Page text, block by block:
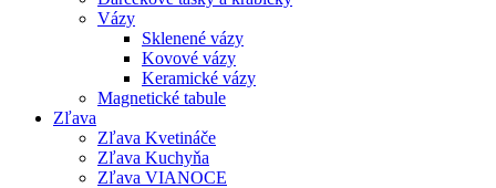
Vázy
Sklenené vázy
Kovové vázy
Keramické vázy
Magnetické tabule
Zľava
Zľava Kvetináče
Zľava Kuchyňa
Zľava VIANOCE